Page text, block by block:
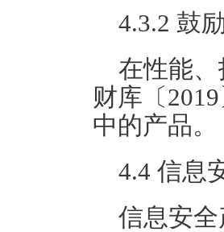
4.3.2 鼓
在性能
财库〔
中的产品。
4.4 信息
信息安